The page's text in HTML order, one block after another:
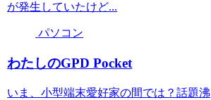
が発生していたけど...
パソコン
わたしのGPD Pocket
いま、小型端末愛好家の間では？話題沸